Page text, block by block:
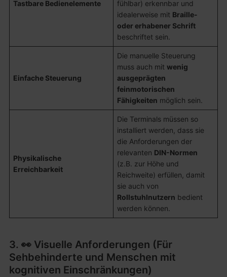
Tastbare Bedienelemente
fühlbar) erkennbar und
idealerweise mit Braille-
oder erhabener Schrift
beschriftet sein.
Einfache Steuerung
Die manuelle Steuerung
muss auch mit wenig
ausgeprägten
feinmotorischen
Fähigkeiten möglich sein.
Physikalische
Erreichbarkeit
Die Terminals müssen so
installiert werden, dass sie
die Anforderungen der
relevanten DIN-Normen
(z.B. zur Höhe und
Reichweite) erfüllen, damit
sie auch von
Rollstuhlnutzern bedient
werden können.
3. 👀 Visuelle Anforderungen (Für
Sehbehinderte und Menschen mit
kognitiven Einschränkungen)